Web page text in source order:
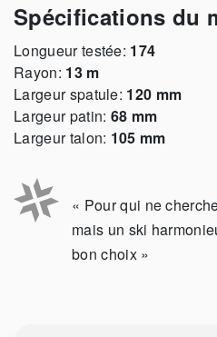
Spécifications du
Longueur testée: 174
Rayon: 13 m
Largeur spatule: 120 mm
Largeur patin: 68 mm
Largeur talon: 105 mm
« Pour qui ne
mais un ski
bon choix »